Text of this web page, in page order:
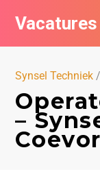
Synsel Techniek
–
Vacatures per
Populair
Nieuwsbrief